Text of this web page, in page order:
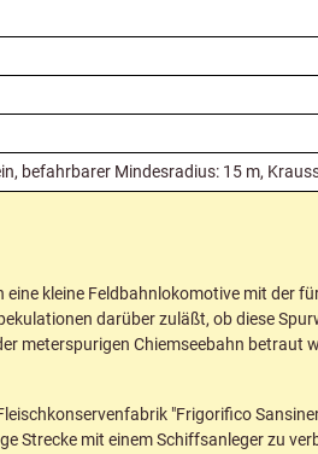
befahrbarer Mindesradius: 15 m,
kleine Feldbahnlokomotive mit der
darüber zuläßt, ob diese
meterspurigen Chiemseebahn
"Frigorifico
Strecke mit einem Schiffsanleger zu